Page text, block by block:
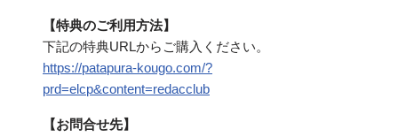
【特典のご利用方法】
下記の特典URLからご購入ください。
https://patapura-kougo.com/?
prd=elcp&content=redacclub
【お問合せ先】